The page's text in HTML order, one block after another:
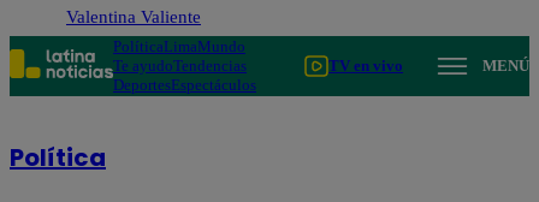
Valentina Valiente
PolíticaLimaMundo
Te ayudoTendencias
DeportesEspectáculos
TV en vivo MENÚ
Política